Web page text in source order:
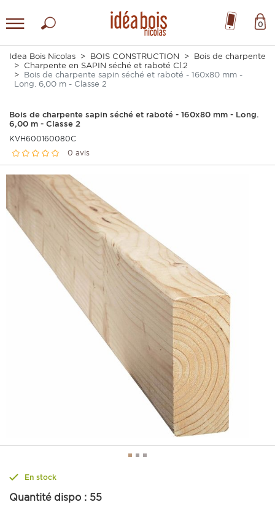
0
Idea Bois Nicolas BOIS CONSTRUCTION
Bois de charpente
Charpente en SAPIN séché et raboté Cl.2
Bois de charpente sapin séché et raboté - 160x80 mm -
Long. 6,00 m - Classe 2
Bois de charpente sapin séché et raboté - 160x80 mm - Long.
6,00 m - Classe 2
KVH600160080C
0 avis
En stock
Quantité dispo : 55